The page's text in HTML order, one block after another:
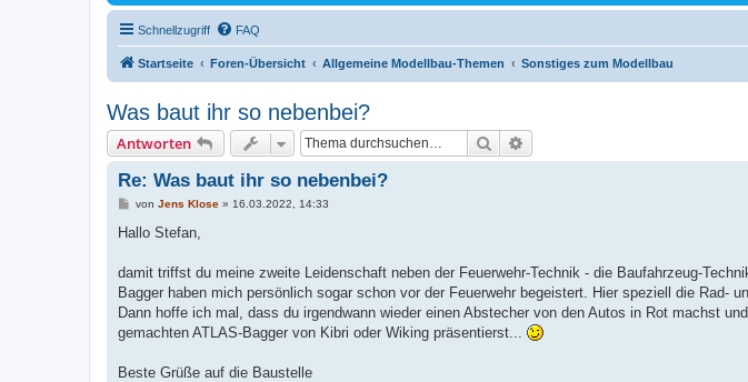
Schnellzugriff FAQ
Startseite Foren-Übersicht Allgemeine Modellbau-Themen Sonstiges zum Modellbau
Was baut ihr so nebenbei?
Antworten Suche
Re: Was baut ihr so nebenbei?
B
i
a
von Jens Klose» 16.03.2022, 14:33
Hallo Stefan,
damit triffst du meine zweite Leidenschaft neben der Feuerwehr-Technik - die Baufahrzeug-
Bagger haben mich persönlich sogar schon vor der Feuerwehr begeistert. Hier speziell die Rad-
Dann hoffe ich mal, dass du irgendwann wieder einen Abstecher von den Autos in Rot machst
gemachten ATLAS-Bagger von Kibri oder Wiking präsentierst...
Beste Grüße auf die Baustelle